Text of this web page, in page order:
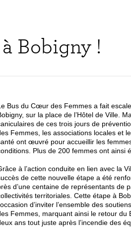
Bobigny !
Bus du Cœur des Femmes a fait
sur la place de l’Hôtel de Ville.
de ces trois jours de
Femmes, les associations locales et
ont œuvré pour accueillir les
Plus de 200 femmes ont ainsi
à l’action conduite en lien avec la
de cette nouvelle étape a été
d’une centaine de représentants de
territoriales. Cette étape à
d’inviter l’ensemble des
Femmes, marquant ainsi le retour du
ans tout juste après l’incendie des